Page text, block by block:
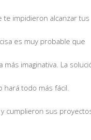
te impidieron alcanzar tus
es muy probable que
imaginativa. La
todo más fácil.
cumplieron sus